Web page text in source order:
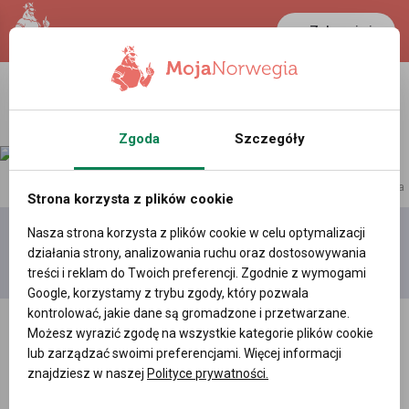
Zaloguj się
reklama
Dodaj
film
Moje
filmy
Wszystkie
Zgoda Szczegóły
Strona korzysta z plików cookie
Nasza strona korzysta z plików cookie w celu optymalizacji
działania strony, analizowania ruchu oraz dostosowywania
treści i reklam do Twoich preferencji. Zgodnie z wymogami
Google, korzystamy z trybu zgody, który pozwala
kontrolować, jakie dane są gromadzone i przetwarzane.
Możesz wyrazić zgodę na wszystkie kategorie plików cookie
lub zarządzać swoimi preferencjami. Więcej informacji
znajdziesz w naszej Polityce prywatności.